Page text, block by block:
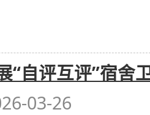
“自评互评”宿舍
03-26